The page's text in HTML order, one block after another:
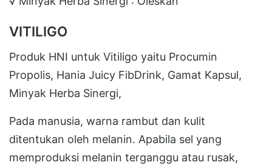
VITILIGO
Produk HNI untuk Vitiligo yaitu Procumin
Propolis, Hania Juicy FibDrink, Gamat Kapsul,
Minyak Herba Sinergi,
Pada manusia, warna rambut dan kulit
ditentukan oleh melanin. Apabila sel yang
memproduksi melanin terganggu atau rusak,